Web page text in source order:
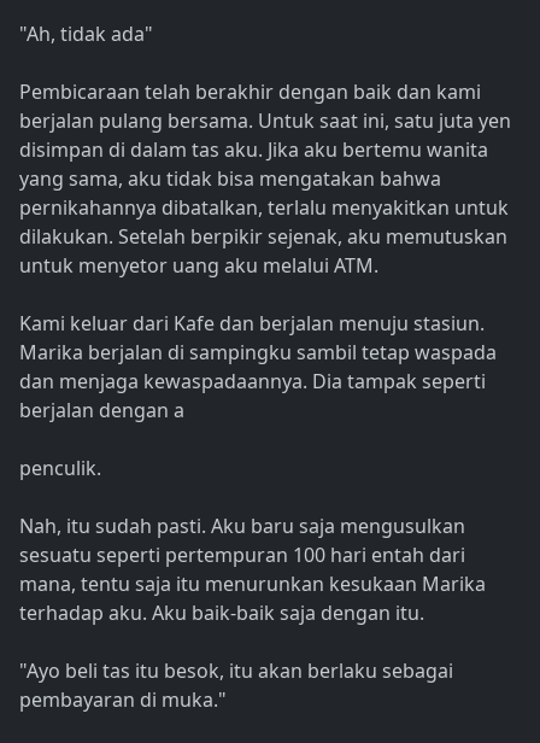
"Ah, tidak ada"
Pembicaraan telah berakhir dengan baik dan kami
berjalan pulang bersama. Untuk saat ini, satu juta yen
disimpan di dalam tas aku. Jika aku bertemu wanita
yang sama, aku tidak bisa mengatakan bahwa
pernikahannya dibatalkan, terlalu menyakitkan untuk
dilakukan. Setelah berpikir sejenak, aku memutuskan
untuk menyetor uang aku melalui ATM.
Kami keluar dari Kafe dan berjalan menuju stasiun.
Marika berjalan di sampingku sambil tetap waspada
dan menjaga kewaspadaannya. Dia tampak seperti
berjalan dengan a
penculik.
Nah, itu sudah pasti. Aku baru saja mengusulkan
sesuatu seperti pertempuran 100 hari entah dari
mana, tentu saja itu menurunkan kesukaan Marika
terhadap aku. Aku baik-baik saja dengan itu.
"Ayo beli tas itu besok, itu akan berlaku sebagai
pembayaran di muka."